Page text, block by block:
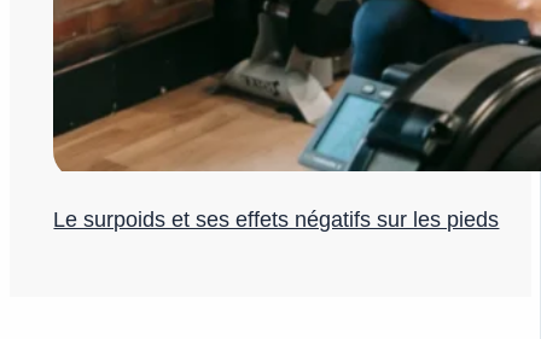
Le surpoids et ses effets négatifs sur les pieds